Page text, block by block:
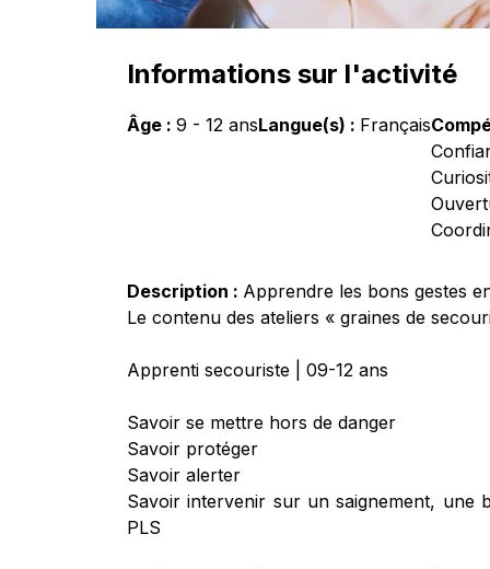
Informations sur l'activité
Âge : 9 - 12 ansLangue(s) : Français
Description : Apprendre les bons gestes
Le contenu des ateliers « graines de
Apprenti secouriste | 09-12 ans
Savoir se mettre hors de danger
Savoir protéger
Savoir alerter
Savoir intervenir sur un saignement, une
PLS